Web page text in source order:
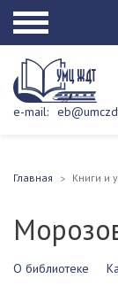
e-mail:
Главная Книги и
О библиотеке